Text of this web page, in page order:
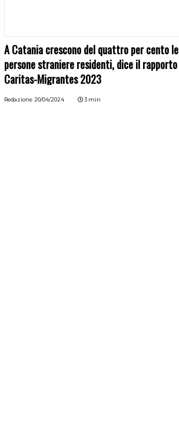
A Catania crescono del quattro per cento le
persone straniere residenti, dice il rapporto
Caritas-Migrantes 2023
Redazione 20/04/2024 3 min